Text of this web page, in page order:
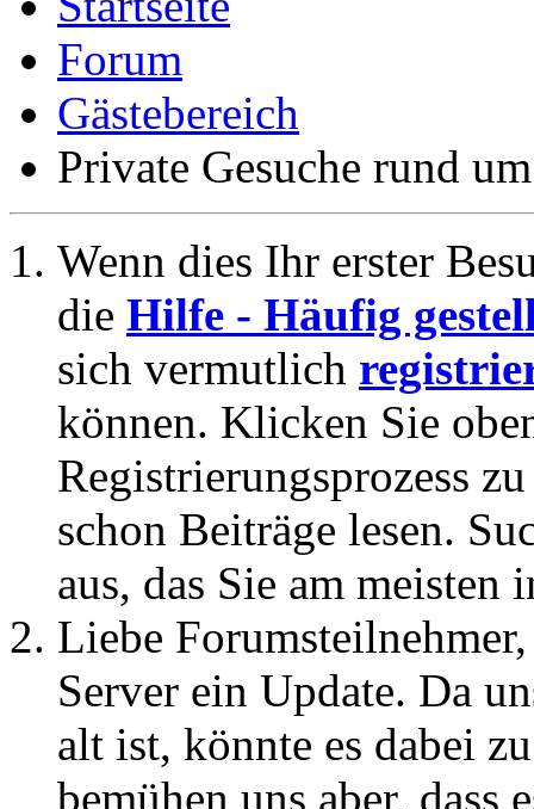
Forum
Gästebereich
Private Gesuche rund
Wenn dies Ihr erster
die Hilfe - Häufig
sich vermutlich
können. Klicken Sie
Registrierungsprozess
schon Beiträge lesen.
aus, das Sie am meisten
Liebe
Server ein Update. Da
alt ist, könnte es dabei
bemühen uns aber, dass